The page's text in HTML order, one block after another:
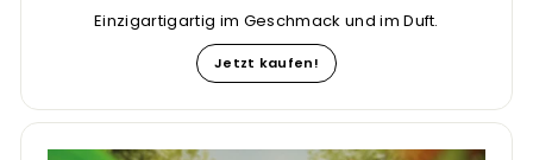
Einzigartigartig im Geschmack und im Duft.
Jetzt kaufen!